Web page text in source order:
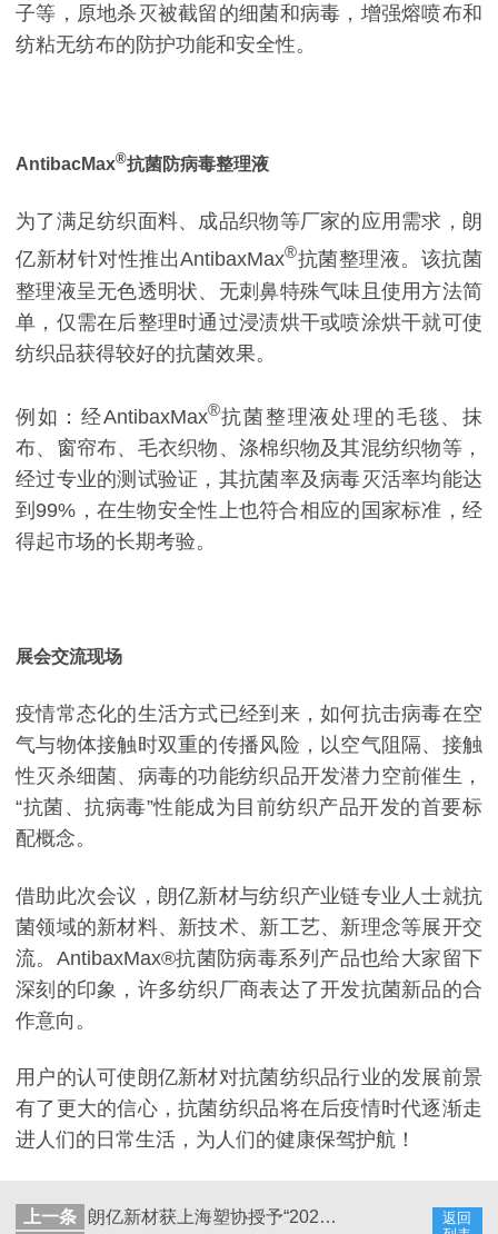
子等，原地杀灭被截留的细菌和病毒，增强熔喷布和
纺粘无纺布的防护功能和安全性。
AntibacMax®抗菌防病毒整理液
为了满足纺织面料、成品织物等厂家的应用需求，朗
亿新材针对性推出AntibaxMax®抗菌整理液。该抗菌
整理液呈无色透明状、无刺鼻特殊气味且使用方法简
单，仅需在后整理时通过浸渍烘干或喷涂烘干就可使
纺织品获得较好的抗菌效果。
例如：经AntibaxMax®抗菌整理液处理的毛毯、抹
布、窗帘布、毛衣织物、涤棉织物及其混纺织物等，
经过专业的测试验证，其抗菌率及病毒灭活率均能达
到99%，在生物安全性上也符合相应的国家标准，经
得起市场的长期考验。
展会交流现场
疫情常态化的生活方式已经到来，如何抗击病毒在空
气与物体接触时双重的传播风险，以空气阻隔、接触
性灭杀细菌、病毒的功能纺织品开发潜力空前催生，
“抗菌、抗病毒”性能成为目前纺织产品开发的首要标
配概念。
借助此次会议，朗亿新材与纺织产业链专业人士就抗
菌领域的新材料、新技术、新工艺、新理念等展开交
流。AntibaxMax®抗菌防病毒系列产品也给大家留下
深刻的印象，许多纺织厂商表达了开发抗菌新品的合
作意向。
用户的认可使朗亿新材对抗菌纺织品行业的发展前景
有了更大的信心，抗菌纺织品将在后疫情时代逐渐走
进人们的日常生活，为人们的健康保驾护航！
返回
上一条 朗亿新材获上海塑协授予“2020年抗击新冠肺炎疫情先进会员企业”